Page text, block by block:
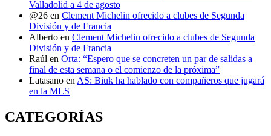
Valladolid a 4 de agosto
@26 en Clement Michelin ofrecido a clubes de Segunda
División y de Francia
Alberto en Clement Michelin ofrecido a clubes de Segunda
División y de Francia
Raúl en Orta: “Espero que se concreten un par de salidas a
final de esta semana o el comienzo de la próxima”
Latasano en AS: Biuk ha hablado con compañeros que jugará
en la MLS
CATEGORÍAS